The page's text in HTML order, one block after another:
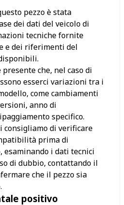
pezzo è stata
dei dati del veicolo di
tecniche fornite
e dei riferimenti del
che, nel caso di
esserci variazioni tra i
come cambiamenti
anno di
specifico.
consigliamo di verificare
prima di
esaminando i dati tecnici
di dubbio, contattando il
che il pezzo sia
positivo